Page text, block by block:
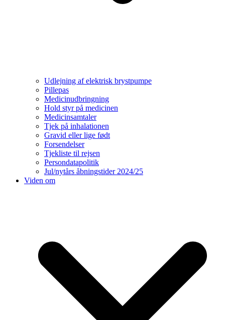
Udlejning af elektrisk brystpumpe
Pillepas
Medicinudbringning
Hold styr på medicinen
Medicinsamtaler
Tjek på inhalationen
Gravid eller lige født
Forsendelser
Tjekliste til rejsen
Persondatapolitik
Jul/nytårs åbningstider 2024/25
Viden om